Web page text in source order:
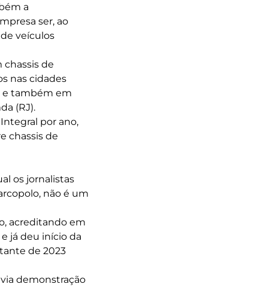
a
ser, ao
veículos
de
nas cidades
e também em
(RJ).
por ano,
chassis de
os jornalistas
não é um
acreditando em
já deu início da
de 2023
demonstração